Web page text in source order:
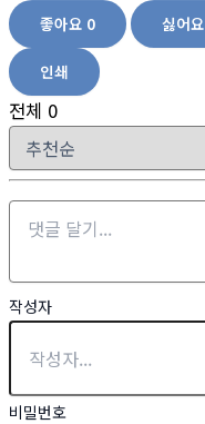
좋아요 0 싫어요
인쇄
전체 0
작성자
비밀번호